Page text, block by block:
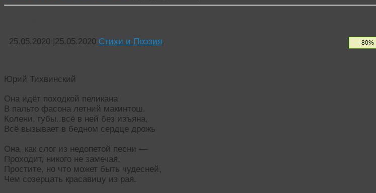
25.05.2020 |25.05.2020 Стихи и Поэзия
Юрий Тихвинский
Она идёт походкой пеликана
В пальто фасона летний макинтош.
Колени, губы..всё в ней без изъяна,
Всё вызывает в бедном сердце дрожь
Она, как слог из недопетой песни —
Проходит, никого не замечая,
Простите, но что может быть чудесней,
Чем созерцать красавицу из рая.